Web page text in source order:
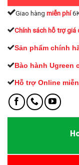
Giao hàng miễn phí
Chính sách hỗ trợ giá
Sản phẩm chính
Bào hành Ugreen
Hỗ trợ Online